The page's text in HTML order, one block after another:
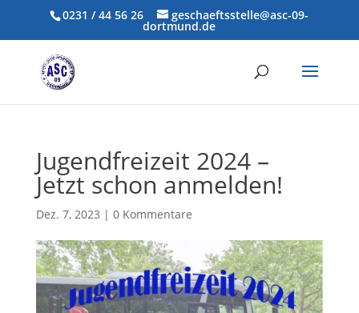
0231 / 44 56 26 geschaeftsstelle@asc-09-
dortmund.de
Jugendfreizeit 2024 –
Jetzt schon anmelden!
Dez. 7, 2023 | 0 Kommentare